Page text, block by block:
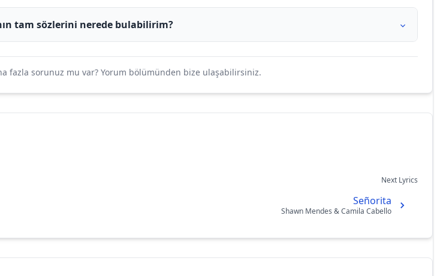
tam sözlerini nerede bulabilirim?
fazla sorunuz mu var? Yorum bölümünden bize ulaşabilirsiniz.
Next Lyrics
Señorita
Shawn Mendes & Camila Cabello